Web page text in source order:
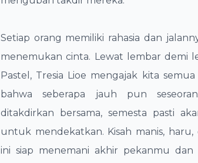
​Setiap orang memiliki rahasia dan
menemukan cinta. Lewat lembar demi
Pastel, Tresia Lioe mengajak kita
bahwa seberapa jauh pun
ditakdirkan bersama, semesta pasti
untuk mendekatkan. Kisah manis,
ini siap menemani akhir pekanmu